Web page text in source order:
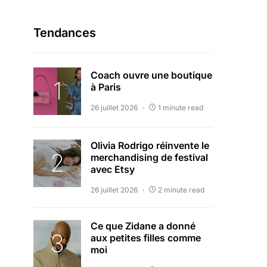
Tendances
Coach ouvre une boutique
à Paris
26 juillet 2026 1 minute read
Olivia Rodrigo réinvente le
merchandising de festival
avec Etsy
26 juillet 2026 2 minute read
Ce que Zidane a donné
aux petites filles comme
moi